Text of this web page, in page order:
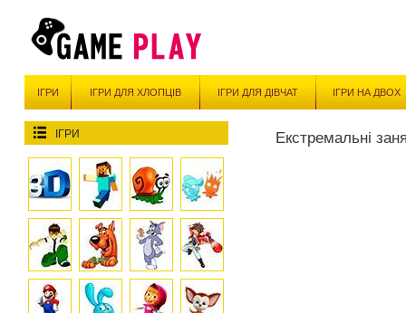
ІГРИ ІГРИ ДЛЯ ХЛОПЦІВ ІГРИ ДЛЯ ДІВЧАТ ІГРИ НА ДВОХ
ІГРИ Екстремальні